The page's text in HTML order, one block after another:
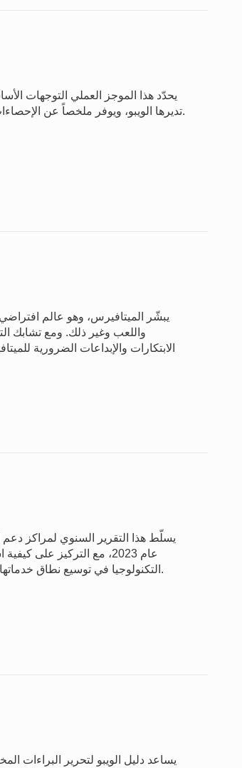
يحدّد هذا الموجز العملي التوجهات
تديرها الويبو، ويوفر ملخصاً عن الإحصاءات الواردة في الاستعراض السنوي لمعاهدة التعاون بشأن البراءات 2024.
يبشّر الميتافيرس، وهو عالم افتراضي
واللعب وغير ذلك. ومع تشابك
الابتكارات والإبداعات الضرورية
يسلّط هذا التقرير السنوي لمراكز دعم
التكنولوجيا في توسيع نطاق خدماتها لتلبية احتياجات المبتكرين المحليين، وكيفية دعم الويبو لها بموارد جديدة.
يساعد دليل الويبو لتحرير البراءات